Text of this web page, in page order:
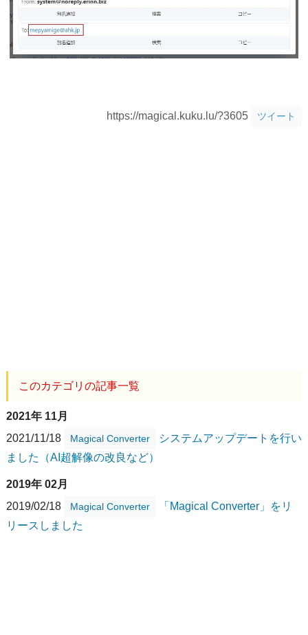
https://magical.kuku.lu/?3605 ツイート
このカテゴリの記事一覧
2021年 11月
2021/11/18
Magical Converter
システムアップデートを行い
ました（AI超解像の改良など）
2019年 02月
2019/02/18
Magical Converter
「Magical Converter」をリ
リースしました